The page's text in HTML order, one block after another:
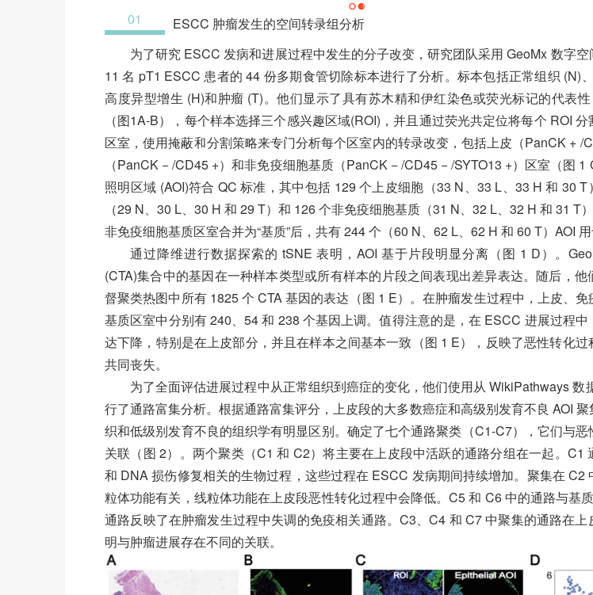
01
ESCC 肿瘤发生的空间转录组分析
为了研究 ESCC 发病和进展过程中发生的分子改变，研究团队采用 GeoMx 数字
11 名 pT1 ESCC 患者的 44 份多期食管切除标本进行了分析。标本包括正常组织 (N)、
高度异型增生 (H)和肿瘤 (T)。他们显示了具有苏木精和伊红染色或荧光标记的代表
（图1A-B），每个样本选择三个感兴趣区域(ROI)，并且通过荧光共定位将每个 ROI
区室，使用掩蔽和分割策略来专门分析每个区室内的转录改变，包括上皮（PanCK + /
（PanCK − /CD45 +）和非免疫细胞基质（PanCK − /CD45 − /SYTO13 +）区室（图 1
照明区域 (AOI)符合 QC 标准，其中包括 129 个上皮细胞（33 N、33 L、33 H 和 30
（29 N、30 L、30 H 和 29 T）和 126 个非免疫细胞基质（31 N、32 L、32 H 和 31 T
非免疫细胞基质区室合并为“基质”后，共有 244 个（60 N、62 L、62 H 和 60 T）AOI 用
通过降维进行数据探索的 tSNE 表明，AOI 基于片段明显分离（图 1 D）。
(CTA)集合中的基因在一种样本类型或所有样本的片段之间表现出差异表达。随后，
督聚类热图中所有 1825 个 CTA 基因的表达（图 1 E）。在肿瘤发生过程中，上皮、
基质区室中分别有 240、54 和 238 个基因上调。值得注意的是，在 ESCC 进展过程
达下降，特别是在上皮部分，并且在样本之间基本一致（图 1 E），反映了恶性转化
共同丧失。
为了全面评估进展过程中从正常组织到癌症的变化，他们使用从 WikiPathways 数
行了通路富集分析。根据通路富集评分，上皮段的大多数癌症和高级别发育不良 AOI
织和低级别发育不良的组织学有明显区别。确定了七个通路聚类（C1-C7），它们与
关联（图 2）。两个聚类（C1 和 C2）将主要在上皮段中活跃的通路分组在一起。C1
和 DNA 损伤修复相关的生物过程，这些过程在 ESCC 发病期间持续增加。聚集在 C2
粒体功能有关，线粒体功能在上皮段恶性转化过程中会降低。C5 和 C6 中的通路与基
通路反映了在肿瘤发生过程中失调的免疫相关通路。C3、C4 和 C7 中聚集的通路在上
明与肿瘤进展存在不同的关联。